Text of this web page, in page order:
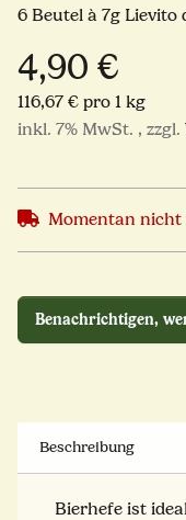
6 Beutel à 7g
4,90 €
116,67 € pro 1 kg
inkl. 7% MwSt. , zzgl.
Momentan
Benachrichtigen,
Beschreibung
Bierhefe ist